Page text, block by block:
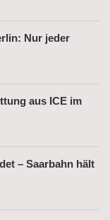
Nur jeder
aus ICE im
– Saarbahn hält